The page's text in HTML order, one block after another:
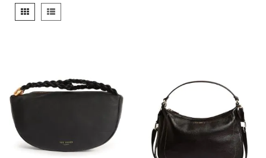
Anzeigen
als
Liste Liste